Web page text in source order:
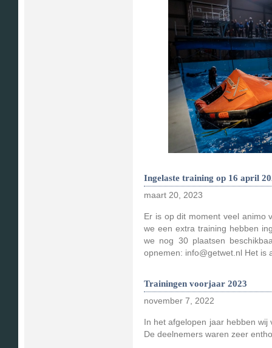
Ingelaste training op 16 april
maart 20, 2023
Er is op dit moment veel animo
we een extra training hebben
we nog 30 plaatsen
opnemen: info@getwet.nl Het is
Trainingen voorjaar 2023
november 7, 2022
In het afgelopen jaar hebben
De deelnemers waren zeer